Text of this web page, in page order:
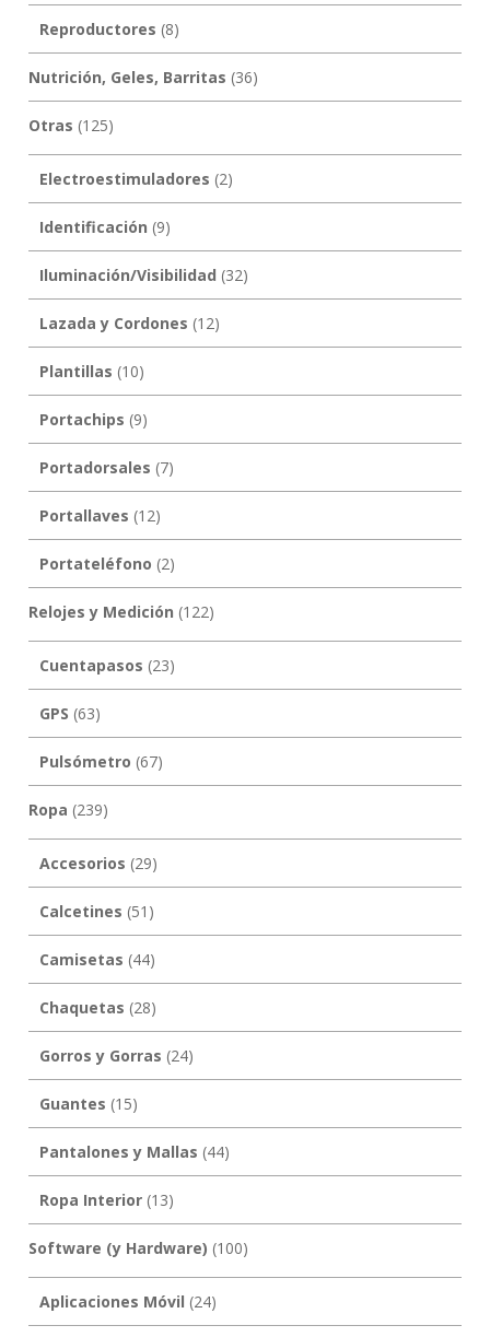
Reproductores (8)
Nutrición, Geles, Barritas (36)
Otras (125)
Electroestimuladores (2)
Identificación (9)
Iluminación/Visibilidad (32)
Lazada y Cordones (12)
Plantillas (10)
Portachips (9)
Portadorsales (7)
Portallaves (12)
Portateléfono (2)
Relojes y Medición (122)
Cuentapasos (23)
GPS (63)
Pulsómetro (67)
Ropa (239)
Accesorios (29)
Calcetines (51)
Camisetas (44)
Chaquetas (28)
Gorros y Gorras (24)
Guantes (15)
Pantalones y Mallas (44)
Ropa Interior(13)
Software (y Hardware) (100)
Aplicaciones Móvil (24)